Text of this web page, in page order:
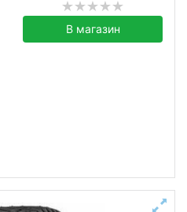
В магазин